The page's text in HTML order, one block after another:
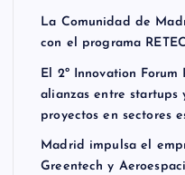
La Comunidad de
con el programa
El 2º Innovation
alianzas entre startups
proyectos en sectores
Madrid impulsa el
Greentech y